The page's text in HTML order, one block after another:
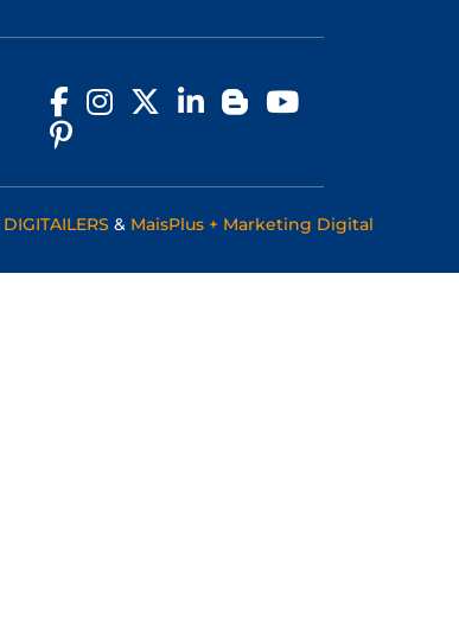
DIGITAILERS & MaisPlus + Marketing Digital